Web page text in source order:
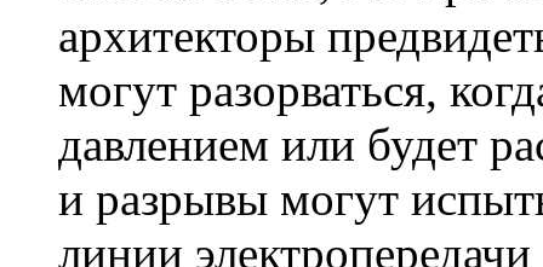
архитекторы
могут разорваться,
давлением или будет
и разрывы могут
линии